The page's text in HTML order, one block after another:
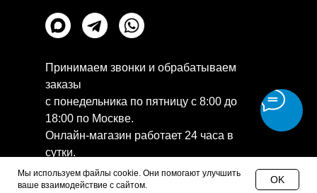
Мы используем файлы cookie. Они помогают улучшить
ваше взаимодействие с сайтом.
OK
Принимаем звонки и обрабатываем
заказы
с понедельника по пятницу с 8:00 до
18:00 по Москве.
Онлайн-магазин работает 24 часа в
сутки.
Политика конфиденциальности